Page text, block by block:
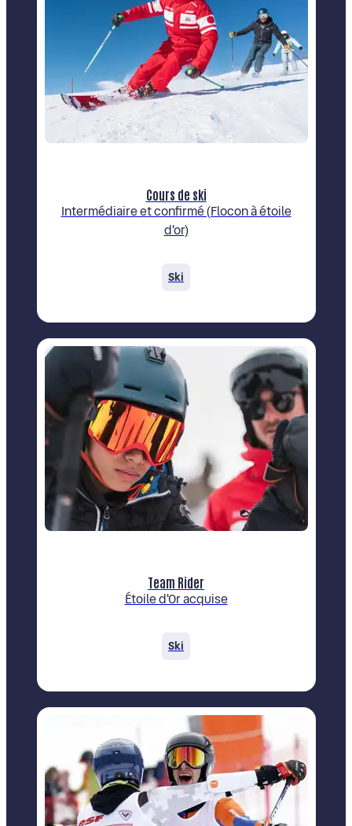
Cours de ski
Intermédiaire et confirmé (Flocon à étoile
d'or)
Ski
Team Rider
Étoile d'Or acquise
Ski